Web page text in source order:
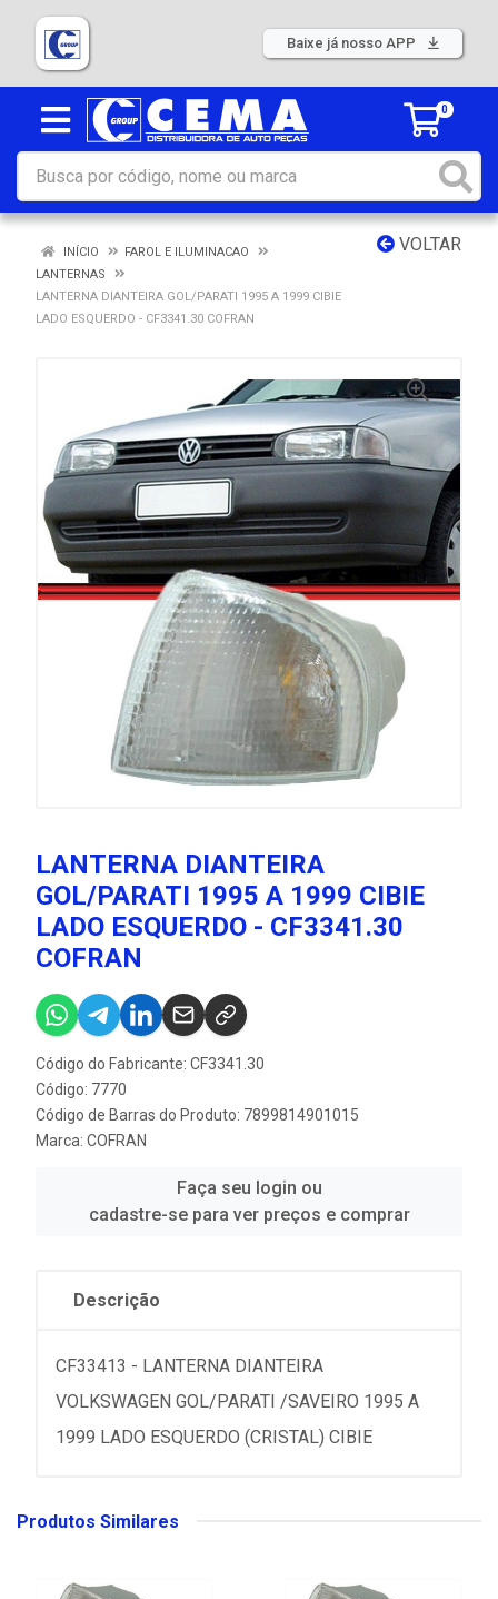
Baixe já nosso APP
0
VOLTAR
INÍCIO
FAROL E ILUMINACAO
LANTERNAS
LANTERNA DIANTEIRA GOL/PARATI 1995 A 1999 CIBIE
LADO ESQUERDO - CF3341.30 COFRAN
LANTERNA DIANTEIRA
GOL/PARATI 1995 A 1999 CIBIE
LADO ESQUERDO - CF3341.30
COFRAN
Código do Fabricante: CF3341.30
Código: 7770
Código de Barras do Produto: 7899814901015
Marca: COFRAN
Faça seu login ou
cadastre-se para ver preços e comprar
Descrição
CF33413 - LANTERNA DIANTEIRA
VOLKSWAGEN GOL/PARATI /SAVEIRO 1995 A
1999 LADO ESQUERDO (CRISTAL) CIBIE
Produtos Similares